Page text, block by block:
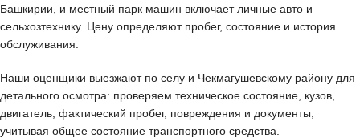
Башкирии, и местный парк машин включает личные авто и
сельхозтехнику. Цену определяют пробег, состояние и история
обслуживания.
Наши оценщики выезжают по селу и Чекмагушевскому району для
детального осмотра: проверяем техническое состояние, кузов,
двигатель, фактический пробег, повреждения и документы,
учитывая общее состояние транспортного средства.